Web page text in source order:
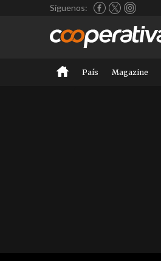
Síguenos:
País Magazine